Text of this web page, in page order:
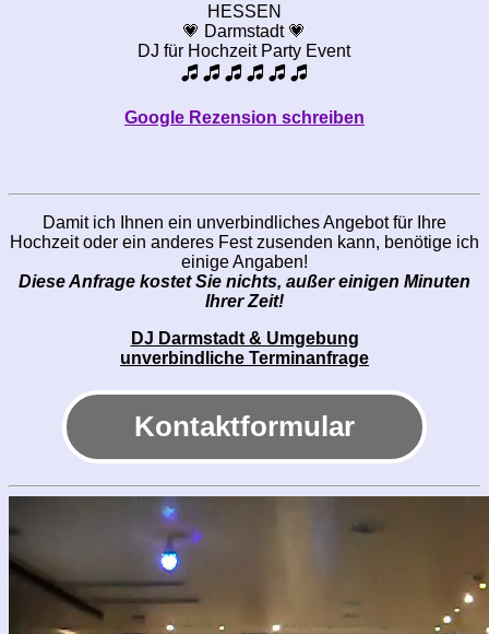
HESSEN
💗 Darmstadt 💗
DJ für Hochzeit Party Event
🎜 🎜 🎜 🎜 🎜 🎜
Google Rezension schreiben
Damit ich Ihnen ein unverbindliches Angebot für Ihre
Hochzeit oder ein anderes Fest zusenden kann, benötige ich
einige Angaben!
Diese Anfrage kostet Sie nichts, außer einigen Minuten
Ihrer Zeit!
DJ Darmstadt & Umgebung
unverbindliche Terminanfrage
Kontaktformular